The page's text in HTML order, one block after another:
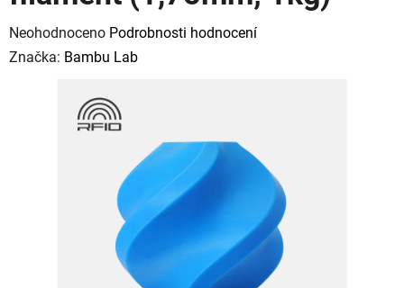
Průměrné
hodnocení
Neohodnoceno Podrobnosti hodnocení
Značka: Bambu Lab